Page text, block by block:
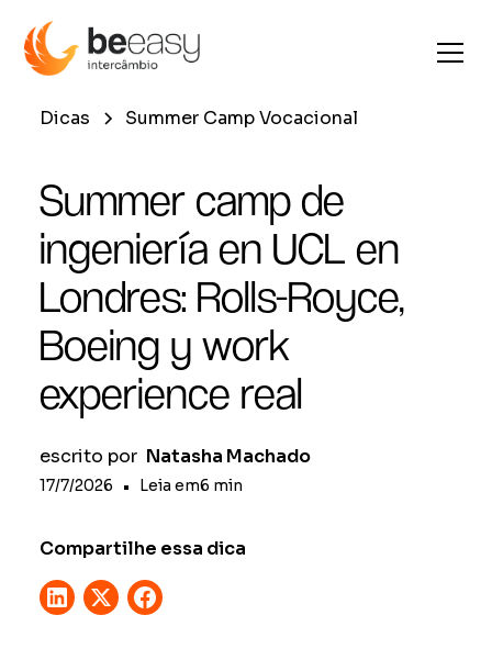
Dicas Summer Camp Vocacional
Summer camp de
ingeniería en UCL en
Londres: Rolls-Royce,
Boeing y work
experience real
escrito por Natasha Machado
17/7/2026 • Leia em6 min
Compartilhe essa dica